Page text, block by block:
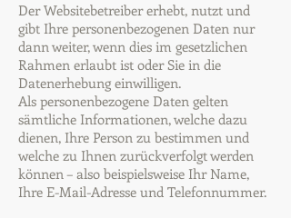
Der Websitebetreiber erhebt, nutzt und
gibt Ihre personenbezogenen Daten nur
dann weiter, wenn dies im gesetzlichen
Rahmen erlaubt ist oder Sie in die
Datenerhebung einwilligen.
Als personenbezogene Daten gelten
sämtliche Informationen, welche dazu
dienen, Ihre Person zu bestimmen und
welche zu Ihnen zurückverfolgt werden
können – also beispielsweise Ihr Name,
Ihre E-Mail-Adresse und Telefonnummer.